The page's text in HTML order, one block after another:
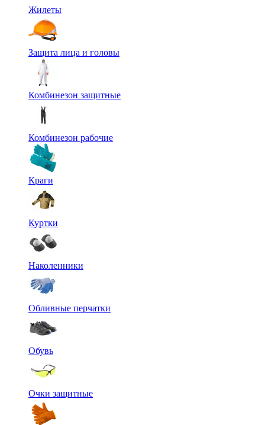
Жилеты
Защита лица и головы
Комбинезон защитные
Комбинезон рабочие
Краги
Куртки
Наколенники
Обливные перчатки
Обувь
Очки защитные